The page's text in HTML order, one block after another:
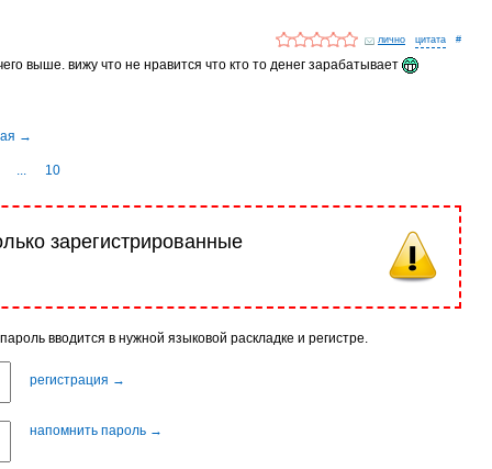
лично #
выше. вижу что не нравится что кто то денег зарабатывает
... 10
зарегистрированные
вводится в нужной языковой раскладке и регистре.
регистрация →
напомнить пароль →